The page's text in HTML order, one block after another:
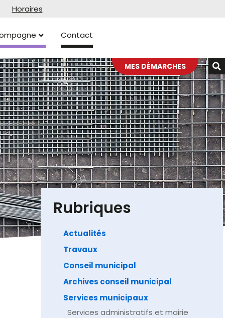
Horaires
Contact
MES DÉMARCHES
Rubriques
Actualités
Travaux
Conseil municipal
Archives conseil municipal
Services municipaux
Services administratifs et mairie